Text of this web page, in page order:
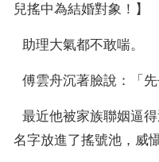
兒搖中為結婚對象！】
  助理大氣都不敢喘。
傅雲舟沉著臉說：「
名字放進了搖號池，威